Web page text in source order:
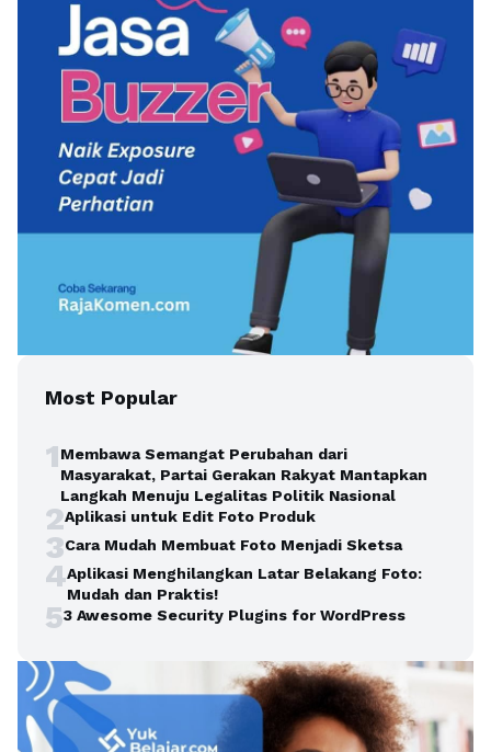
Most Popular
1Membawa Semangat Perubahan dari
Masyarakat, Partai Gerakan Rakyat Mantapkan
Langkah Menuju Legalitas Politik Nasional
2Aplikasi untuk Edit Foto Produk
3Cara Mudah Membuat Foto Menjadi Sketsa
4Aplikasi Menghilangkan Latar Belakang Foto:
Mudah dan Praktis!
53 Awesome Security Plugins for WordPress